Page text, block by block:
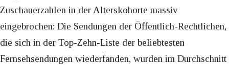
Zuschauerzahlen in der Alterskohorte massiv
eingebrochen: Die Sendungen der Öffentlich-Rechtlichen,
die sich in der Top-Zehn-Liste der beliebtesten
Fernsehsendungen wiederfanden, wurden im Durchschnitt